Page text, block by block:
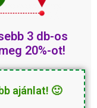
3 db-os
20%-ot!
ajánlat! 🙂